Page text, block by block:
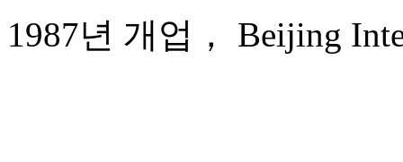
1987년 개업， Beijing